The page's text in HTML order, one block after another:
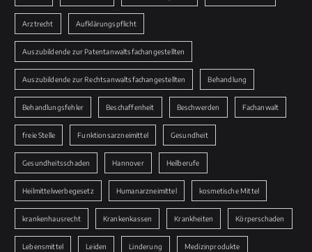
Arztrecht Aufklärungspflicht
Auszubildende zur Patentanwaltsfachangestellten
Auszubildende zur Rechtsanwaltsfachangestellten Behandlung
Behandlungsfehler Beschaffenheit Beschwerden Fachanwalt
freie Stelle Funktionsarzneimittel Gesundheit
Gesundheitsschaden Hannover Heilberufe
Heilmittelwerbegesetz Humanarzneimittel kosmetische Mittel
krankenhausrecht Krankenkassen Krankheiten Körperschaden
Lebensmittel Leiden Linderung Medizinprodukte